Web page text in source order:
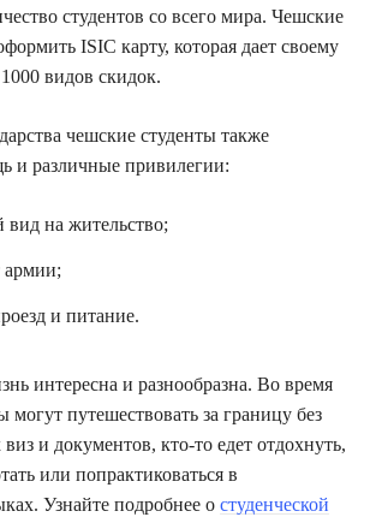
студентов со всего мира. Чешские
ISIC карту, которая дает своему
видов скидок.
чешские студенты также
и различные привилегии:
вид на жительство;
армии;
и питание.
интересна и разнообразна. Во время
могут путешествовать за границу без
и документов, кто-то едет отдохнуть,
или попрактиковаться в
Узнайте подробнее о студенческой